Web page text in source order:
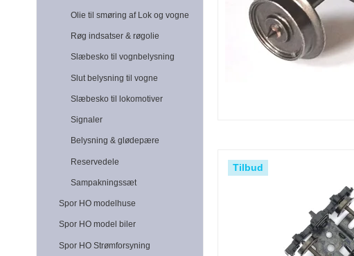
Olie til smøring af Lok og vogne
Røg indsatser & røgolie
Slæbesko til vognbelysning
Slut belysning til vogne
Slæbesko til lokomotiver
Signaler
Belysning & glødepære
Reservedele
Sampakningssæt
Spor HO modelhuse
Spor HO model biler
Spor HO Strømforsyning
Tilbud